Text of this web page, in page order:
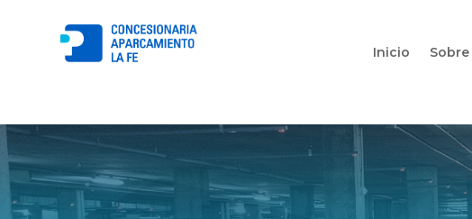
Inicio